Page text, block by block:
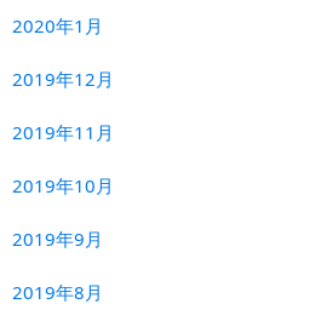
2020年1月
2019年12月
2019年11月
2019年10月
2019年9月
2019年8月